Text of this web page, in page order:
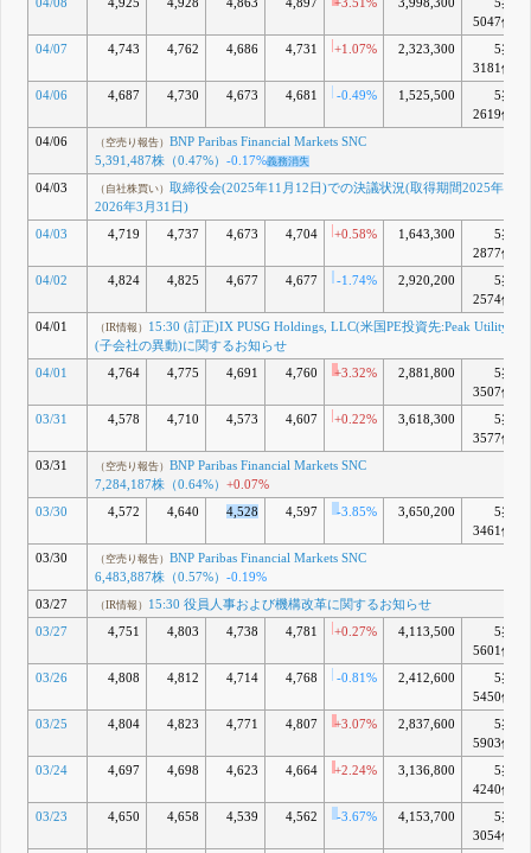
5047億
04/07
4,743 4,762 4,686 4,731 +1.07% 2,323,300
5兆
3181億
04/06
4,687 4,730 4,673 4,681 -0.49% 1,525,500
5兆
2619億
04/06
（空売り報告） BNP Paribas Financial Markets SNC
5,391,487株（0.47%） -0.17%義務消失
04/03 （自社株買い） 取締役会(2025年11月12日)での決議状況(取得期間2025年5月
2026年3月31日)
04/03
4,719 4,737 4,673 4,704 +0.58% 1,643,300
5兆
2877億
04/02
4,824 4,825 4,677 4,677 -1.74% 2,920,200
5兆
2574億
04/01
（IR情報） 15:30 (訂正)IX PUSG Holdings, LLC(米国PE投資先:Peak Utility)の
(子会社の異動)に関するお知らせ
04/01
4,764 4,775 4,691 4,760 +3.32% 2,881,800
5兆
3507億
03/31
4,578 4,710 4,573 4,607 +0.22% 3,618,300
5兆
3577億
03/31
（空売り報告） BNP Paribas Financial Markets SNC
7,284,187株（0.64%） +0.07%
03/30
4,572 4,640 4,528 4,597 -3.85% 3,650,200
5兆
3461億
03/30
（空売り報告） BNP Paribas Financial Markets SNC
6,483,887株（0.57%） -0.19%
03/27
（IR情報） 15:30 役員人事および機構改革に関するお知らせ
03/27
4,751 4,803 4,738 4,781 +0.27% 4,113,500
5兆
5601億
03/26
4,808 4,812 4,714 4,768 -0.81% 2,412,600
5兆
5450億
03/25
4,804 4,823 4,771 4,807 +3.07% 2,837,600
5兆
5903億
03/24
4,697 4,698 4,623 4,664 +2.24% 3,136,800
5兆
4240億
03/23
4,650 4,658 4,539 4,562 -3.67% 4,153,700
5兆
3054億